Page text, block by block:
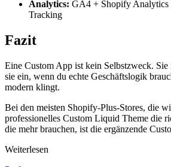
Analytics: GA4 + Shopify Analytics
Tracking
Fazit
Eine Custom App ist kein Selbstzweck. Sie
sie ein, wenn du echte Geschäftslogik
modern klingt.
Bei den meisten Shopify-Plus-Stores, die
professionelles Custom Liquid Theme die
die mehr brauchen, ist die ergänzende
Weiterlesen